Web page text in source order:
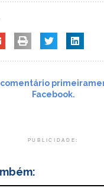
comentário
Facebook.
PUBLICIDADE: